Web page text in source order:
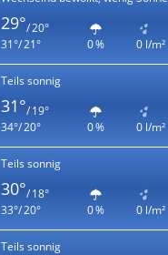
29°/ 20°
31°/ 21°
0 % 0 l/m²
Teils sonnig
31°/ 19°
34°/ 20°
0 % 0 l/m²
Teils sonnig
30°/ 18°
33°/ 20°
0 % 0 l/m²
Teils sonnig